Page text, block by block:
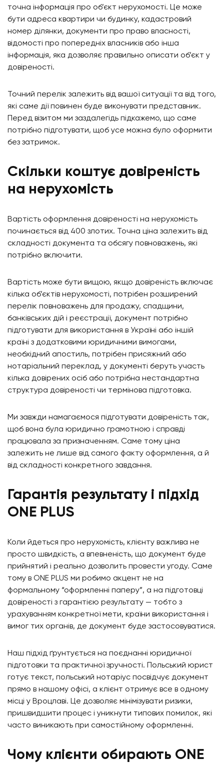
точна інформація про об’єкт нерухомості. Це може
бути адреса квартири чи будинку, кадастровий
номер ділянки, документи про право власності,
відомості про попередніх власників або інша
інформація, яка дозволяє правильно описати об’єкт у
довіреності.
Точний перелік залежить від вашої ситуації та від того,
які саме дії повинен буде виконувати представник.
Перед візитом ми заздалегідь підкажемо, що саме
потрібно підготувати, щоб усе можна було оформити
без затримок.
Скільки коштує довіреність
на нерухомість
Вартість оформлення довіреності на нерухомість
починається від 400 злотих. Точна ціна залежить від
складності документа та обсягу повноважень, які
потрібно включити.
Вартість може бути вищою, якщо довіреність включає
кілька об’єктів нерухомості, потрібен розширений
перелік повноважень для продажу, спадщини,
банківських дій і реєстрації, документ потрібно
підготувати для використання в Україні або іншій
країні з додатковими юридичними вимогами,
необхідний апостиль, потрібен присяжний або
нотаріальний переклад, у документі беруть участь
кілька довірених осіб або потрібна нестандартна
структура довіреності чи термінова підготовка.
Ми завжди намагаємося підготувати довіреність так,
щоб вона була юридично грамотною і справді
працювала за призначенням. Саме тому ціна
залежить не лише від самого факту оформлення, а й
від складності конкретного завдання.
Гарантія результату і підхід
ONE PLUS
Коли йдеться про нерухомість, клієнту важлива не
просто швидкість, а впевненість, що документ буде
прийнятий і реально дозволить провести угоду. Саме
тому в ONE PLUS ми робимо акцент не на
формальному “оформленні паперу”, а на підготовці
довіреності з гарантією результату — тобто з
урахуванням конкретної мети, країни використання і
вимог тих органів, де документ буде застосовуватися.
Наш підхід ґрунтується на поєднанні юридичної
підготовки та практичної зручності. Польський юрист
готує текст, польський нотаріус посвідчує документ
прямо в нашому офісі, а клієнт отримує все в одному
місці у Вроцлаві. Це дозволяє мінімізувати ризики,
пришвидшити процес і уникнути типових помилок, які
часто виникають при самостійному оформленні.
Чому клієнти обирають ONE